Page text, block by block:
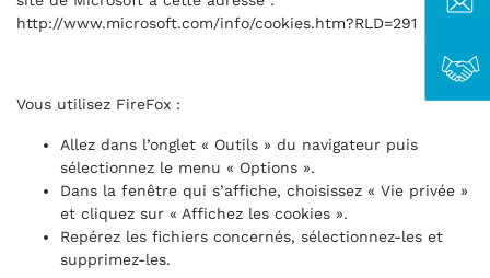
http://www.microsoft.com/info/cookies.htm?RLD=291
Vous utilisez FireFox :
Allez dans l’onglet « Outils » du navigateur puis
sélectionnez le menu « Options ».
Dans la fenêtre qui s’affiche, choisissez « Vie privée »
et cliquez sur « Affichez les cookies ».
Repérez les fichiers concernés, sélectionnez-les et
supprimez-les.